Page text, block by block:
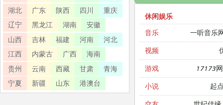
休闲娱乐
音乐
一听音乐
视频
游戏 17173
小说 起
湖北
广东 陕西 四川
重庆
辽宁
黑龙江 湖南
安徽
山西
吉林 福建 河南
河北
江西
内蒙古 广西
海南
贵州
云南 西藏 甘肃
青海
宁夏
新疆 山东 港澳台